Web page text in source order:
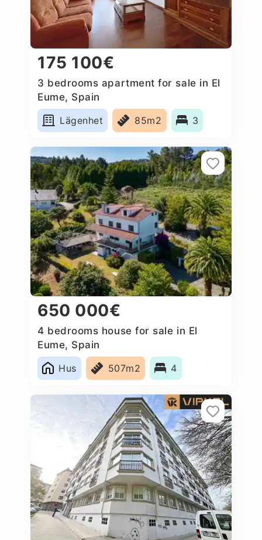
175 100€
3 bedrooms apartment for sale in El
Eume, Spain
Lägenhet
85m2 3
650 000€
4 bedrooms house for sale in El
Eume, Spain
Hus
507m2 4